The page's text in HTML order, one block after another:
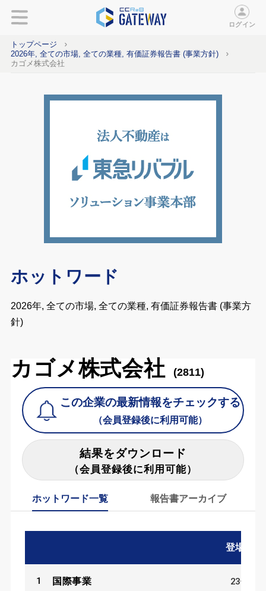
ログイン
トップページ
2026年, 全ての市場, 全ての業種, 有価証券報告書 (事業方針)
カゴメ株式会社
ホットワード
2026年, 全ての市場, 全ての業種, 有価証券報告書 (事業方
針)
カゴメ株式会社 (2811)
この企業の最新情報をチェックする
（会員登録後に利用可能）
結果をダウンロード
（会員登録後に利用可能）
ホットワード一覧 報告書アーカイブ
登場数
1 国際事業 23件